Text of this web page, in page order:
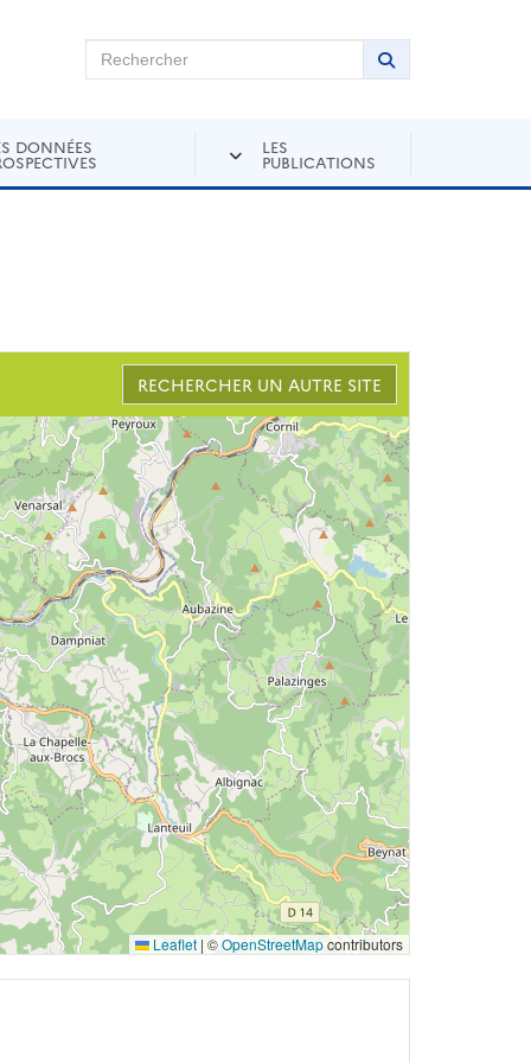
sur Andra Inventaire Rechercher
Lancer la
DONNÉES LES
PUBLICATIONS
RECHERCHER UN AUTRE SITE
Leaflet | ©OpenStreetMapcontributors